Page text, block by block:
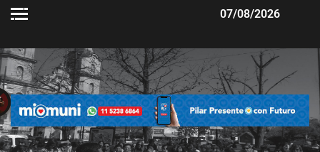
07/08/2026